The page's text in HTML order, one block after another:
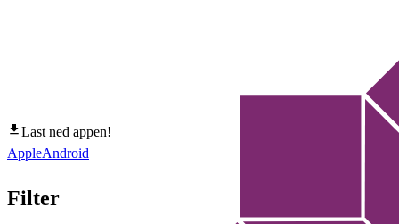
Last ned appen!
AppleAndroid
Filter